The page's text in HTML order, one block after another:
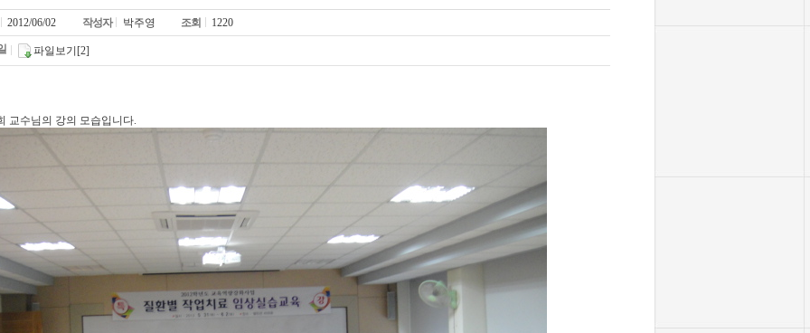
2012/06/02 작성자 박주영 조회 1220
파일보기[2]
교수님의 강의 모습입니다.